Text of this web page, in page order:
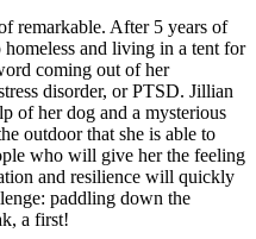
remarkable. After 5 years of
homeless and living in a tent for
coming out of her
disorder, or PTSD. Jillian
of her dog and a mysterious
outdoor that she is able to
who will give her the feeling
and resilience will quickly
paddling down the
a first!